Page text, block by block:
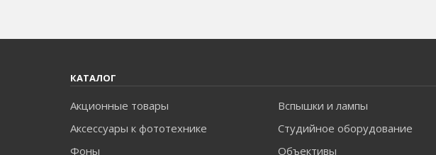
КАТАЛОГ
Акционные товары
Вспышки и лампы
Аксессуары к фототехнике
Студийное оборудование
Фоны
Объективы